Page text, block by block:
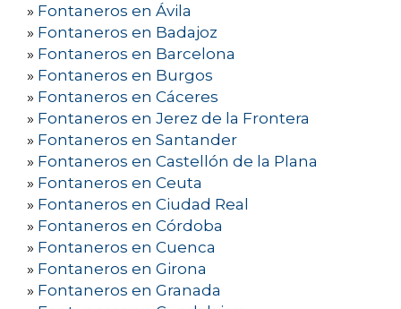
» Fontaneros en Ávila
» Fontaneros en Badajoz
» Fontaneros en Barcelona
» Fontaneros en Burgos
» Fontaneros en Cáceres
» Fontaneros en Jerez de la Frontera
» Fontaneros en Santander
» Fontaneros en Castellón de la Plana
» Fontaneros en Ceuta
» Fontaneros en Ciudad Real
» Fontaneros en Córdoba
» Fontaneros en Cuenca
» Fontaneros en Girona
» Fontaneros en Granada